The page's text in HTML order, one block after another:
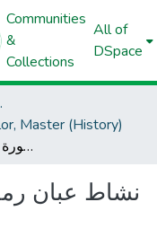
Communities
&
Collections
All of
DSpace
Master (History)
نشاط عبان رمضان في الثورة الجزائرية 1955/1957 م
نشاط عبان